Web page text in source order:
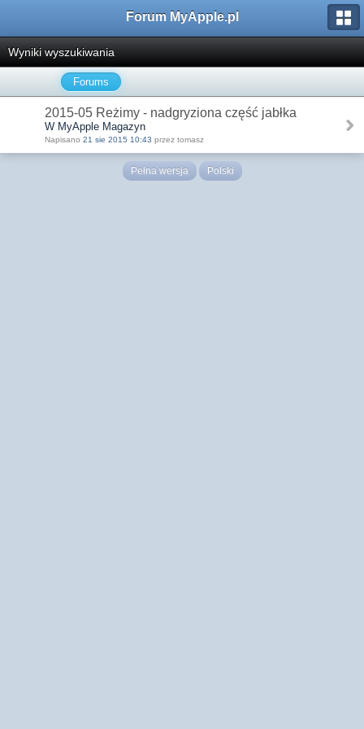
Forum MyApple.pl
Wyniki wyszukiwania
Forums
2015-05 Reżimy - nadgryziona część jabłka
W MyApple Magazyn
Napisano 21 sie 2015 10:43 przez tomasz
Pełna wersja Polski